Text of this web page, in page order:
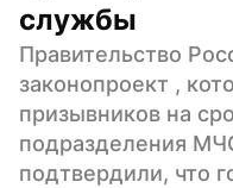
службы
Правительство
законопроект ,
призывников на
подразделения
подтвердили, что